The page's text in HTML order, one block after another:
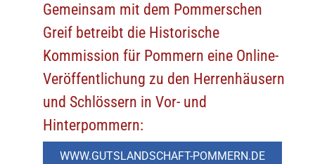
Gemeinsam mit dem Pommerschen
Greif betreibt die Historische
Kommission für Pommern eine Online-
Veröffentlichung zu den Herrenhäusern
und Schlössern in Vor- und
Hinterpommern:
WWW.GUTSLANDSCHAFT-POMMERN.DE